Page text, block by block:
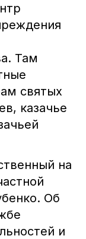
Там
святых
казачье
на
Об
и